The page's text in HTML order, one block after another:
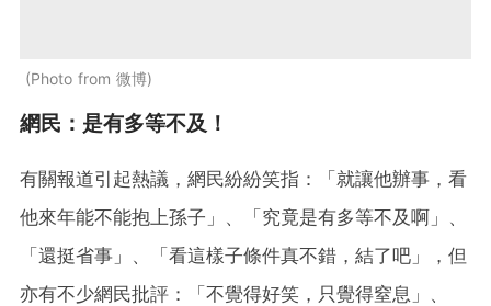
Photo from 微博
網民：是有多等不及！
有關報道引起熱議，網民紛紛笑指：「就讓他辦事，看
他來年能不能抱上孫子」、「究竟是有多等不及啊」、
「還挺省事」、「看這樣子條件真不錯，結了吧」，但
亦有不少網民批評：「不覺得好笑，只覺得窒息」、